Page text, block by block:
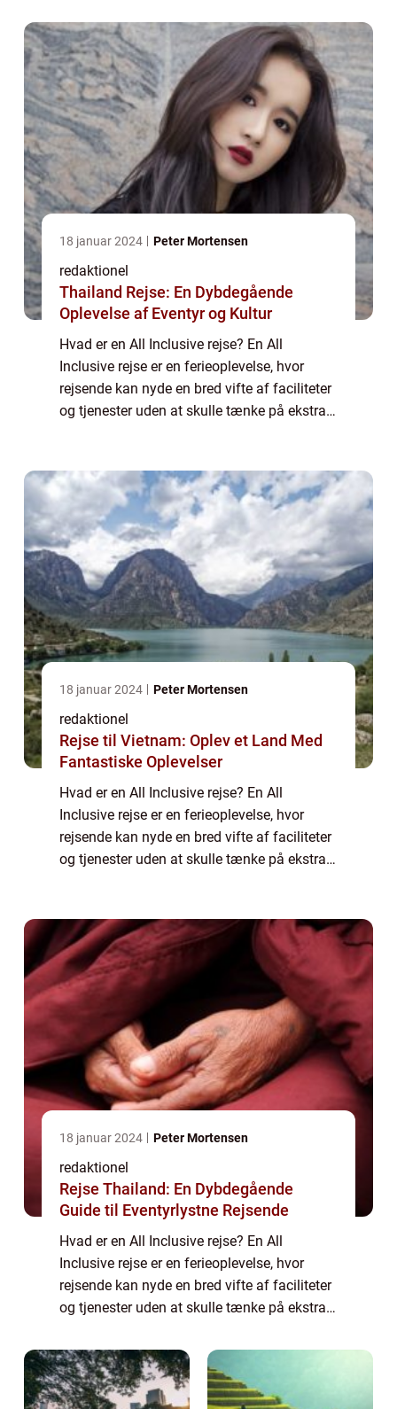
18 januar 2024 Peter Mortensen
redaktionel
Thailand Rejse: En Dybdegående
Oplevelse af Eventyr og Kultur
Hvad er en All Inclusive rejse? En All
Inclusive rejse er en ferieoplevelse, hvor
rejsende kan nyde en bred vifte af faciliteter
og tjenester uden at skulle tænke på ekstra
18 januar 2024 Peter Mortensen
redaktionel
Rejse til Vietnam: Oplev et Land Med
Fantastiske Oplevelser
Hvad er en All Inclusive rejse? En All
Inclusive rejse er en ferieoplevelse, hvor
rejsende kan nyde en bred vifte af faciliteter
og tjenester uden at skulle tænke på ekstra
18 januar 2024 Peter Mortensen
redaktionel
Rejse Thailand: En Dybdegående
Guide til Eventyrlystne Rejsende
Hvad er en All Inclusive rejse? En All
Inclusive rejse er en ferieoplevelse, hvor
rejsende kan nyde en bred vifte af faciliteter
og tjenester uden at skulle tænke på ekstra
overnatning, mad og drikkevarer, ...